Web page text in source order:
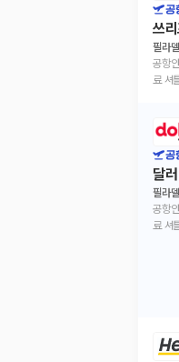
공
쓰
필라
공항
료 셔
공
달러
필라
공항
료 셔